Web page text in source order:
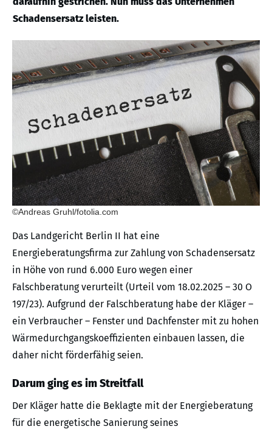
Schadensersatz leisten.
©Andreas Gruhl/fotolia.com
Das Landgericht Berlin II hat eine
Energieberatungsfirma zur Zahlung von Schadensersatz
in Höhe von rund 6.000 Euro wegen einer
Falschberatung verurteilt (Urteil vom 18.02.2025 – 30 O
197/23). Aufgrund der Falschberatung habe der Kläger –
ein Verbraucher – Fenster und Dachfenster mit zu hohen
Wärmedurchgangskoeffizienten einbauen lassen, die
daher nicht förderfähig seien.
Darum ging es im Streitfall
Der Kläger hatte die Beklagte mit der Energieberatung
für die energetische Sanierung seines